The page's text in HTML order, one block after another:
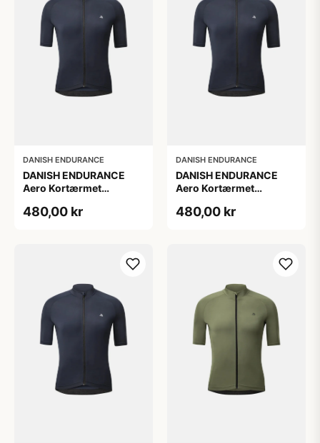
DANISH ENDURANCE
DANISH ENDURANCE
Aero Kortærmet
Pak
480,00 kr
DANISH ENDURANCE
DANISH ENDURANCE
Aero Kortærmet
Pak
480,00 kr